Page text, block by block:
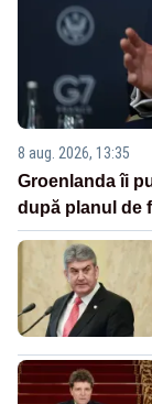
8 aug. 2026, 13:35
Groenlanda îi
după planul de